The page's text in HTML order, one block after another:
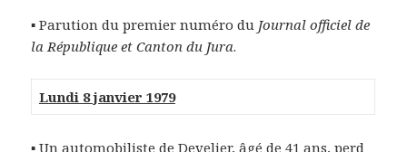
▪Parution du premier numéro du Journal officiel de
la République et Canton du Jura.
Lundi 8 janvier 1979
▪Un automobiliste de Develier, âgé de 41 ans, perd